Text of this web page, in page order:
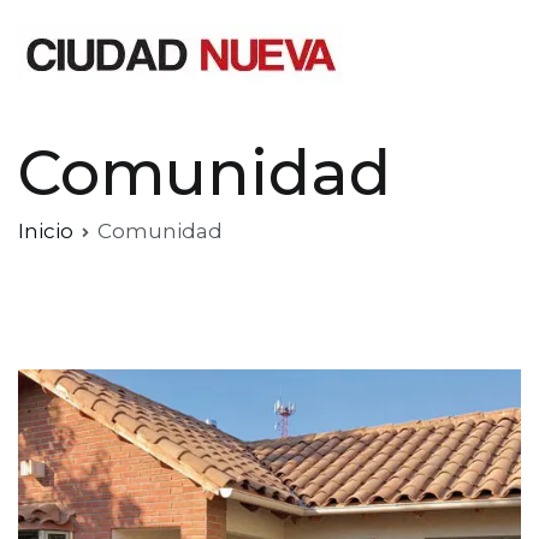
Comunidad
Inicio Comunidad